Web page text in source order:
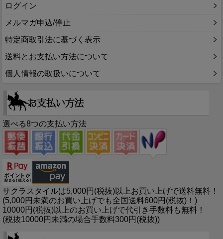
ログイン
メルマガ申込/停止
特定商取引法に基づく表示
送料とお支払い方法について
個人情報の取扱いについて
選べる8つの支払い方法
サクラスタイルは5,000円(税抜)以上お買い上げで送料無料！
(5,000円未満のお買い上げでも全国送料600円(税抜)！)
10000円(税抜)以上のお買い上げで代引き手数料も無料！
(税抜10000円未満の場合手数料300円(税抜))